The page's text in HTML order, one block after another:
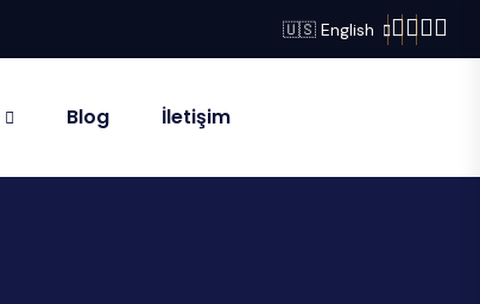
🇺🇸 English
Blog İletişim